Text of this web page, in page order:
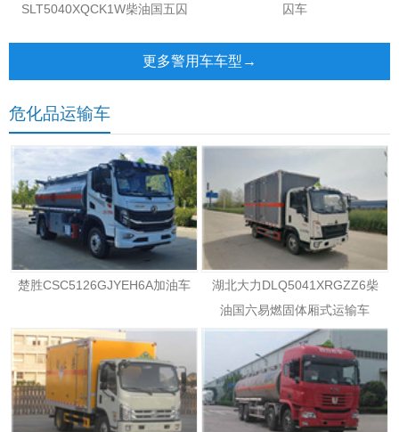
SLT5040XQCK1W柴油国五囚
囚车
更多警用车车型→
危化品运输车
楚胜CSC5126GJYEH6A加油车
湖北大力DLQ5041XRGZZ6柴
油国六易燃固体厢式运输车